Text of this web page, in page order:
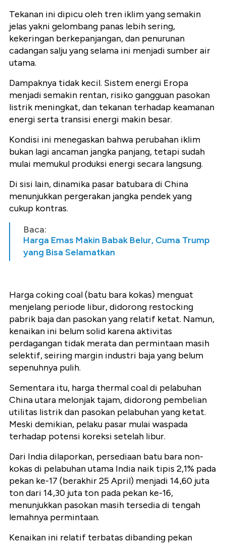
Tekanan ini dipicu oleh tren iklim yang semakin
jelas yakni gelombang panas lebih sering,
kekeringan berkepanjangan, dan penurunan
cadangan salju yang selama ini menjadi sumber air
utama.
Dampaknya tidak kecil. Sistem energi Eropa
menjadi semakin rentan, risiko gangguan pasokan
listrik meningkat, dan tekanan terhadap keamanan
energi serta transisi energi makin besar.
Kondisi ini menegaskan bahwa perubahan iklim
bukan lagi ancaman jangka panjang, tetapi sudah
mulai memukul produksi energi secara langsung.
Di sisi lain, dinamika pasar batubara di China
menunjukkan pergerakan jangka pendek yang
cukup kontras.
Baca:
Harga Emas Makin Babak Belur, Cuma Trump
yang Bisa Selamatkan
Harga coking coal (batu bara kokas) menguat
menjelang periode libur, didorong restocking
pabrik baja dan pasokan yang relatif ketat. Namun,
kenaikan ini belum solid karena aktivitas
perdagangan tidak merata dan permintaan masih
selektif, seiring margin industri baja yang belum
sepenuhnya pulih.
Sementara itu, harga thermal coal di pelabuhan
China utara melonjak tajam, didorong pembelian
utilitas listrik dan pasokan pelabuhan yang ketat.
Meski demikian, pelaku pasar mulai waspada
terhadap potensi koreksi setelah libur.
Dari India dilaporkan, persediaan batu bara non-
kokas di pelabuhan utama India naik tipis 2,1% pada
pekan ke-17 (berakhir 25 April) menjadi 14,60 juta
ton dari 14,30 juta ton pada pekan ke-16,
menunjukkan pasokan masih tersedia di tengah
lemahnya permintaan.
Kenaikan ini relatif terbatas dibanding pekan